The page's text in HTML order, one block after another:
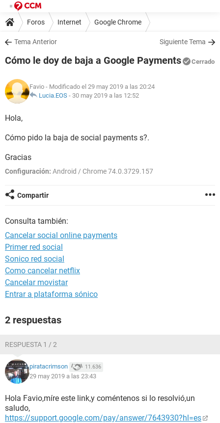
Foros Internet Google Chrome
Tema Anterior Siguiente Tema
Cómo le doy de baja a Google Payments Cerrado
Favio - Modificado el 29 may 2019 a las 20:24
Lucia.EOS - 30 may 2019 a las 12:52
Hola,
Cómo pido la baja de social payments s?.
Gracias
Configuración: Android / Chrome 74.0.3729.157
Compartir
Consulta también:
Cancelar social online payments
Primer red social
Sonico red social
Como cancelar netflix
Cancelar movistar
Entrar a plataforma sónico
2 respuestas
RESPUESTA 1 / 2
piratacrimson 11.636
29 may 2019 a las 23:43
Hola Favio,míre este link,y coméntenos si lo resolvió,un
saludo,
https://support.google.com/pay/answer/7643930?hl=es